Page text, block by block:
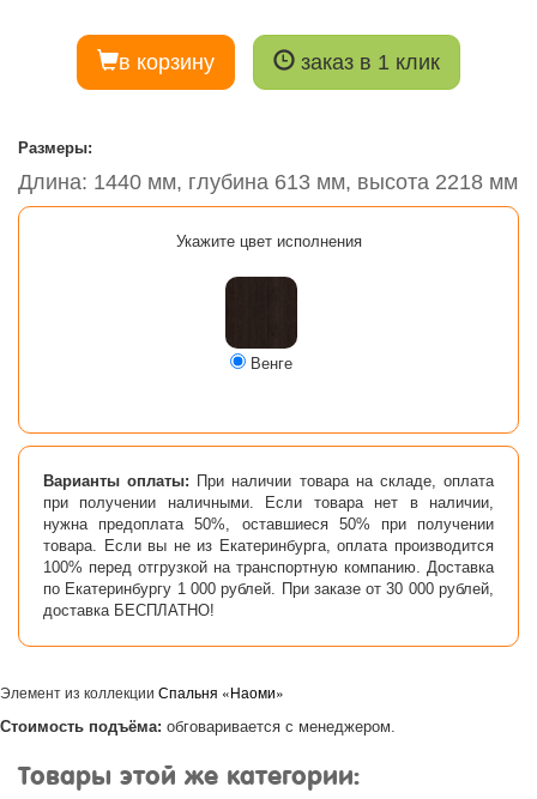
в корзину заказ в 1 клик
Размеры:
Длина: 1440 мм, глубина 613 мм, высота 2218 мм
Укажите цвет исполнения
Венге
Варианты оплаты: При наличии товара на складе, оплата
при получении наличными. Если товара нет в наличии,
нужна предоплата 50%, оставшиеся 50% при получении
товара. Если вы не из Екатеринбурга, оплата производится
100% перед отгрузкой на транспортную компанию. Доставка
по Екатеринбургу 1 000 рублей. При заказе от 30 000 рублей,
доставка БЕСПЛАТНО!
Элемент из коллекции Спальня «Наоми»
Стоимость подъёма: обговаривается с менеджером.
Товары этой же категории: